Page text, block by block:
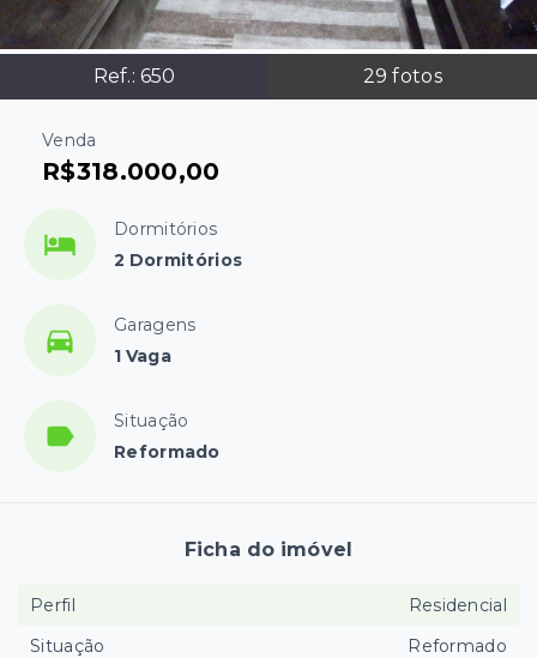
Ref.: 650 29 fotos
Venda
R$318.000,00
Dormitórios
2 Dormitórios
Garagens
1 Vaga
Situação
Reformado
Ficha do imóvel
Perfil
Residencial
Situação
Reformado